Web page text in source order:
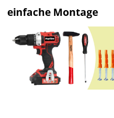
einfache Montage